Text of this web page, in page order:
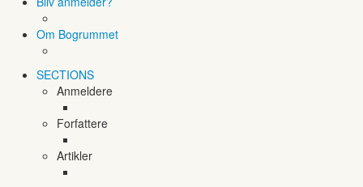
Om Bogrummet
SECTIONS
Anmeldere
Forfattere
Artikler